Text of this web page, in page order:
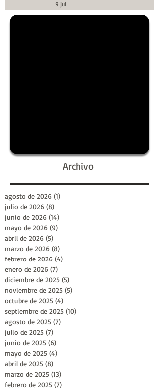
9 jul
Archivo
agosto de 2026 (1)
julio de 2026 (8)
junio de 2026 (14)
mayo de 2026 (9)
abril de 2026 (5)
marzo de 2026 (8)
febrero de 2026 (4)
enero de 2026 (7)
diciembre de 2025 (5)
noviembre de 2025 (5)
octubre de 2025 (4)
septiembre de 2025 (10)
agosto de 2025 (7)
julio de 2025 (7)
junio de 2025 (6)
mayo de 2025 (4)
abril de 2025 (8)
marzo de 2025 (13)
febrero de 2025 (7)